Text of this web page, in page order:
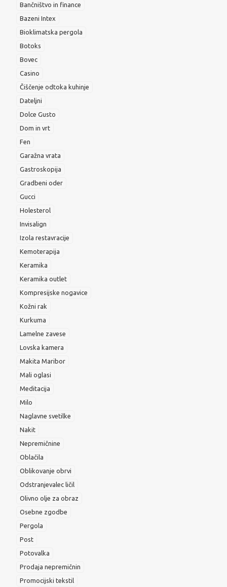
Bančništvo in finance
Bazeni Intex
Bioklimatska pergola
Botoks
Bovec
Casino
Čiščenje odtoka kuhinje
Dateljni
Dolce Gusto
Dom in vrt
Fen
Garažna vrata
Gastroskopija
Gradbeni oder
Gucci
Holesterol
Invisalign
Izola restavracije
Kemoterapija
Keramika
Keramika outlet
Kompresijske nogavice
Kožni rak
Kurkuma
Lamelne zavese
Lovska kamera
Makita Maribor
Mali oglasi
Meditacija
Milo
Naglavne svetilke
Nakit
Nepremičnine
Oblačila
Oblikovanje obrvi
Odstranjevalec ličil
Olivno olje za obraz
Osebne zgodbe
Pergola
Post
Potovalka
Prodaja nepremičnin
Promocijski tekstil